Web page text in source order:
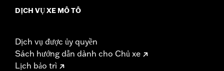
DỊCH VỤ XE MÔ TÔ
Dịch vụ được ủy quyền
Sách hướng dẫn dành cho Chủ xe
Lịch bảo trì